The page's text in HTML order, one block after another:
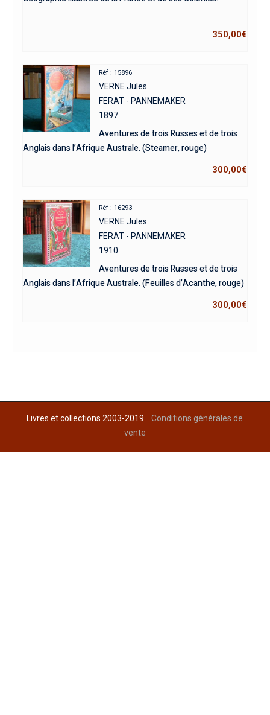
350,00€
Réf : 15896
VERNE Jules
FERAT - PANNEMAKER
1897
Aventures de trois Russes et de trois
Anglais dans l’Afrique Australe. (Steamer, rouge)
300,00€
Réf : 16293
VERNE Jules
FERAT - PANNEMAKER
1910
Aventures de trois Russes et de trois
Anglais dans l’Afrique Australe. (Feuilles d’Acanthe, rouge)
300,00€
Livres et collections 2003-2019Conditions générales de
vente